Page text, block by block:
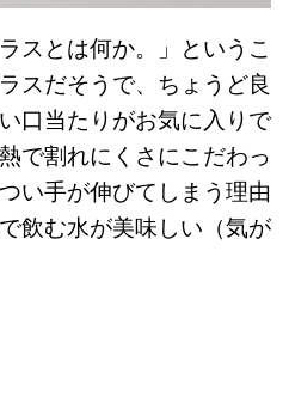
スとは何か。」というこ
スだそうで、ちょうど良
口当たりがお気に入りで
で割れにくさにこだわっ
い手が伸びてしまう理由
飲む水が美味しい（気が